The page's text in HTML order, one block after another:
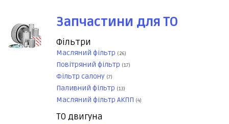
Запчастини для ТО
Фільтри
Масляний фільтр (26)
Повітряний фільтр (17)
Фільтр салону (7)
Паливний фільтр (13)
Масляний фільтр АКПП (4)
ТО двигуна